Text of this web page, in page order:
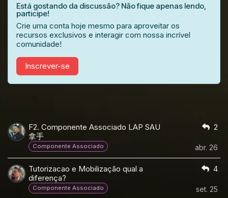
Está gostando da discussão? Não fique apenas lendo,
participe!
Crie uma conta hoje mesmo para aproveitar os
recursos exclusivos e interagir com nossa incrível
comunidade!
Inscrever-se
F2. Componente Associado LAP SAU
拿手
Componente Associado
2
abr. 26
Tutorizacao e Mobilização qual a
diferença?
Componente Associado
4
set. 25